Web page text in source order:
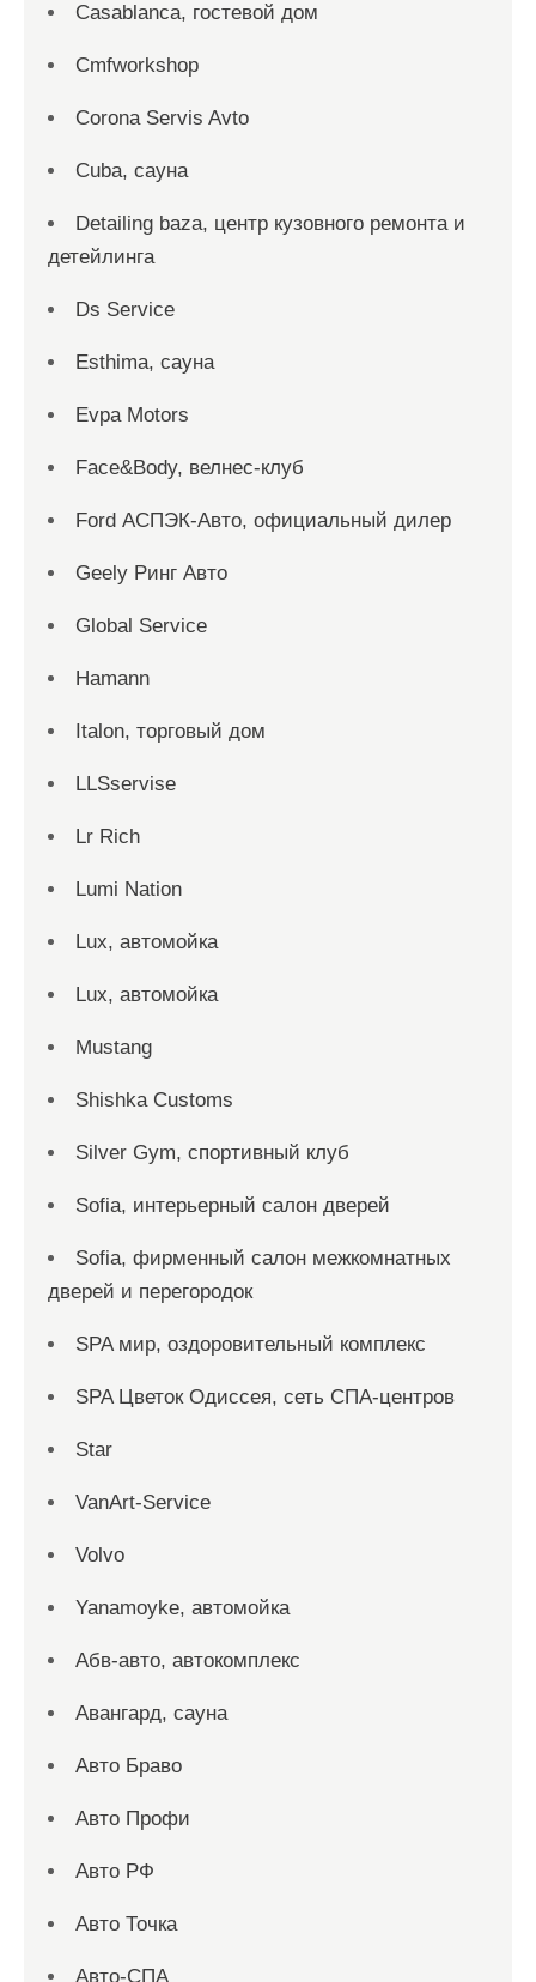
Casablanca, гостевой дом
Cmfworkshop
Corona Servis Avto
Cuba, сауна
Detailing baza, центр кузовного ремонта и
детейлинга
Ds Service
Esthima, сауна
Evpa Motors
Face&Body, велнес-клуб
Ford АСПЭК-Авто, официальный дилер
Geely Ринг Авто
Global Service
Hamann
Italon, торговый дом
LLSservise
Lr Rich
Lumi Nation
Lux, автомойка
Lux, автомойка
Mustang
Shishka Customs
Silver Gym, спортивный клуб
Sofia, интерьерный салон дверей
Sofia, фирменный салон межкомнатных
дверей и перегородок
SPA мир, оздоровительный комплекс
SPA Цветок Одиссея, сеть СПА-центров
Star
VanArt-Service
Volvo
Yanamoyke, автомойка
Абв-авто, автокомплекс
Авангард, сауна
Авто Браво
Авто Профи
Авто РФ
Авто Точка
Авто-СПА